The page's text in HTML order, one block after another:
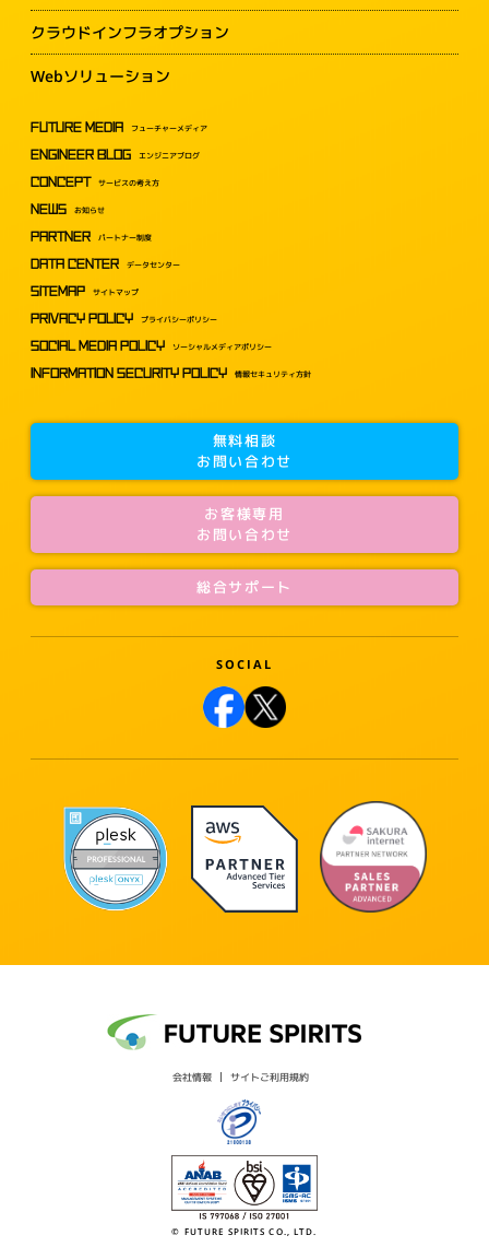
クラウドインフラオプション
Webソリューション
FUTURE MEDIA フューチャーメディア
ENGINEER BLOG エンジニアブログ
CONCEPT サービスの考え方
NEWS お知らせ
PARTNER パートナー制度
DATA CENTER データセンター
SITEMAP サイトマップ
PRIVACY POLICY プライバシーポリシー
SOCIAL MEDIA POLICY ソーシャルメディアポリシー
INFORMATION SECURITY POLICY 情報セキュリティ方針
無料相談
お問い合わせ
お客様専用
お問い合わせ
総合サポート
会社情報 サイトご利用規約
© FUTURE SPIRITS CO., LTD.